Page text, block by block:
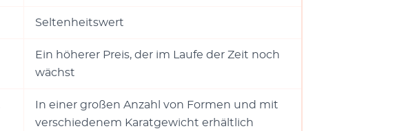
Seltenheitswert
Ein höherer Preis, der im Laufe der Zeit noch
wächst
In einer großen Anzahl von Formen und mit
verschiedenem Karatgewicht erhältlich